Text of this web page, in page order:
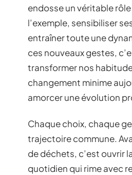
endosse un véritable
l’exemple, sensibiliser
entraîner toute une
ces nouveaux gestes,
transformer nos
changement minime
amorcer une évolution
Chaque choix, chaque
trajectoire commune.
de déchets, c’est ouvrir
quotidien qui rime avec